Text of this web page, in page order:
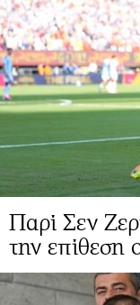
Παρί Σεν
την επίθεση